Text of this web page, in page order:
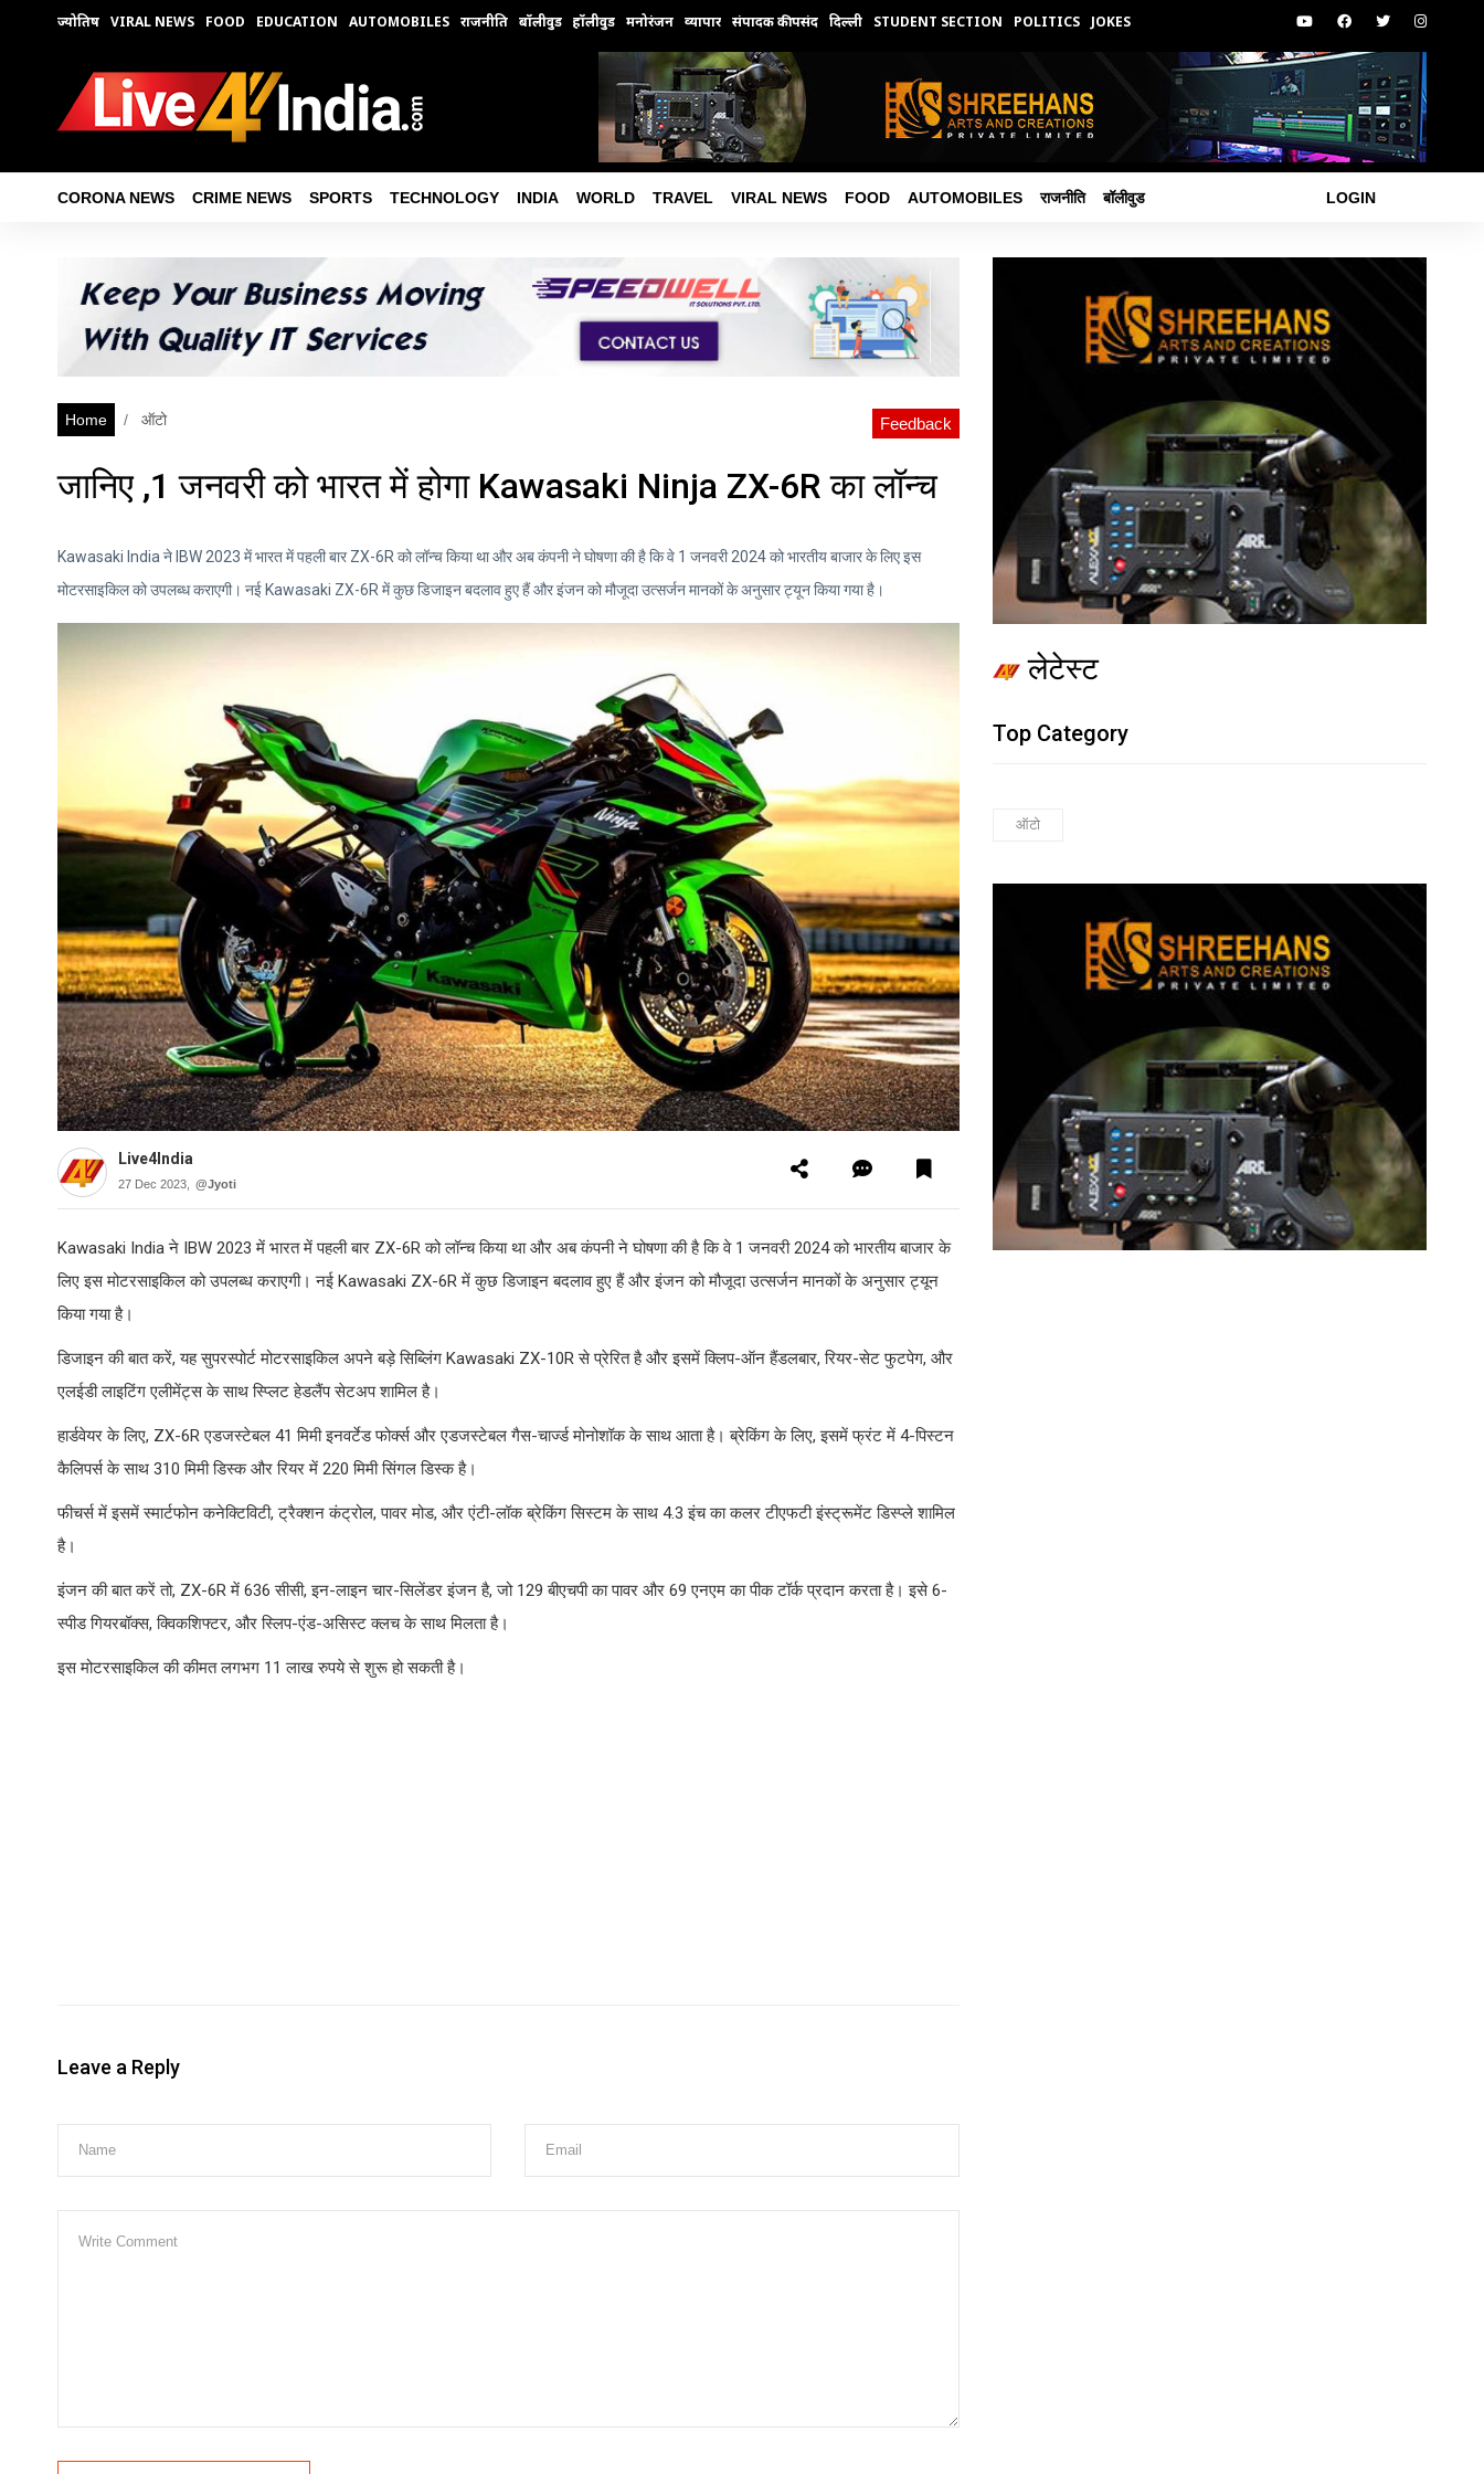
ज्योतिष VIRAL NEWS FOOD EDUCATION AUTOMOBILES राजनीति बॉलीवुड हॉलीवुड मनोरंजन व्यापार संपादक की पसंद दिल्ली STUDENT SECTION POLITICS JOKES
CORONA NEWS CRIME NEWS SPORTS TECHNOLOGY INDIA WORLD TRAVEL VIRAL NEWS FOOD AUTOMOBILES राजनीति बॉलीवुड LOGIN
Home ऑटो Feedback
जानिए ,1 जनवरी को भारत में होगा Kawasaki Ninja ZX-6R का लॉन्च
Kawasaki India ने IBW 2023 में भारत में पहली बार ZX-6R को लॉन्च किया था और अब कंपनी ने घोषणा की है कि वे 1 जनवरी 2024 को भारतीय बाजार के लिए इस
मोटरसाइकिल को उपलब्ध कराएगी। नई Kawasaki ZX-6R में कुछ डिजाइन बदलाव हुए हैं और इंजन को मौजूदा उत्सर्जन मानकों के अनुसार ट्यून किया गया है।
Live4India
27 Dec 2023, @Jyoti
Kawasaki India ने IBW 2023 में भारत में पहली बार ZX-6R को लॉन्च किया था और अब कंपनी ने घोषणा की है कि वे 1 जनवरी 2024 को भारतीय बाजार के
लिए इस मोटरसाइकिल को उपलब्ध कराएगी। नई Kawasaki ZX-6R में कुछ डिजाइन बदलाव हुए हैं और इंजन को मौजूदा उत्सर्जन मानकों के अनुसार ट्यून
किया गया है।
डिजाइन की बात करें, यह सुपरस्पोर्ट मोटरसाइकिल अपने बड़े सिब्लिंग Kawasaki ZX-10R से प्रेरित है और इसमें क्लिप-ऑन हैंडलबार, रियर-सेट फुटपेग, और
एलईडी लाइटिंग एलीमेंट्स के साथ स्प्लिट हेडलैंप सेटअप शामिल है।
हार्डवेयर के लिए, ZX-6R एडजस्टेबल 41 मिमी इनवर्टेड फोर्क्स और एडजस्टेबल गैस-चार्ज्ड मोनोशॉक के साथ आता है। ब्रेकिंग के लिए, इसमें फ्रंट में 4-पिस्टन
कैलिपर्स के साथ 310 मिमी डिस्क और रियर में 220 मिमी सिंगल डिस्क है।
फीचर्स में इसमें स्मार्टफोन कनेक्टिविटी, ट्रैक्शन कंट्रोल, पावर मोड, और एंटी-लॉक ब्रेकिंग सिस्टम के साथ 4.3 इंच का कलर टीएफटी इंस्ट्रूमेंट डिस्प्ले शामिल
है।
इंजन की बात करें तो, ZX-6R में 636 सीसी, इन-लाइन चार-सिलेंडर इंजन है, जो 129 बीएचपी का पावर और 69 एनएम का पीक टॉर्क प्रदान करता है। इसे 6-
स्पीड गियरबॉक्स, क्विकशिफ्टर, और स्लिप-एंड-असिस्ट क्लच के साथ मिलता है।
इस मोटरसाइकिल की कीमत लगभग 11 लाख रुपये से शुरू हो सकती है।
Leave a Reply
लेटेस्ट
Top Category
ऑटो